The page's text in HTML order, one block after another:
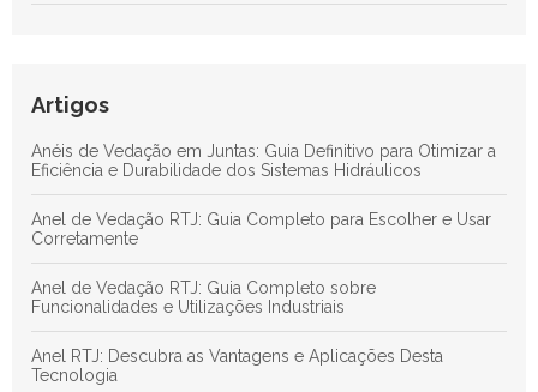
Anel RTJ: Guia Completo para Maximizar a Vedação e a
Eficiência em Processos Industriais
Descubra as Principais Vantagens das Juntas de Teflon para
Artigos
Anéis de Vedação em Juntas: Guia Definitivo para Otimizar a
Eficiência e Durabilidade dos Sistemas Hidráulicos
Anel de Vedação RTJ: Guia Completo para Escolher e Usar
Corretamente
Anel de Vedação RTJ: Guia Completo sobre
Funcionalidades e Utilizações Industriais
Anel RTJ: Descubra as Vantagens e Aplicações Desta
Tecnologia